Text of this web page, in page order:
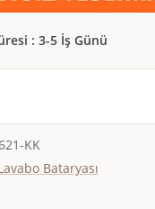
: 3-5 İş Günü
KK
Bataryası